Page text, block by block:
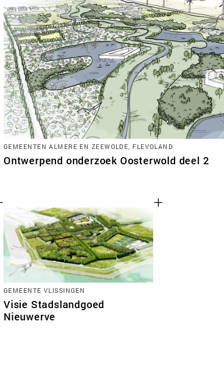
GEMEENTEN ALMERE EN ZEEWOLDE, FLEVOLAND
Ontwerpend onderzoek Oosterwold deel 2
GEMEENTE VLISSINGEN
Visie Stadslandgoed
Nieuwerve